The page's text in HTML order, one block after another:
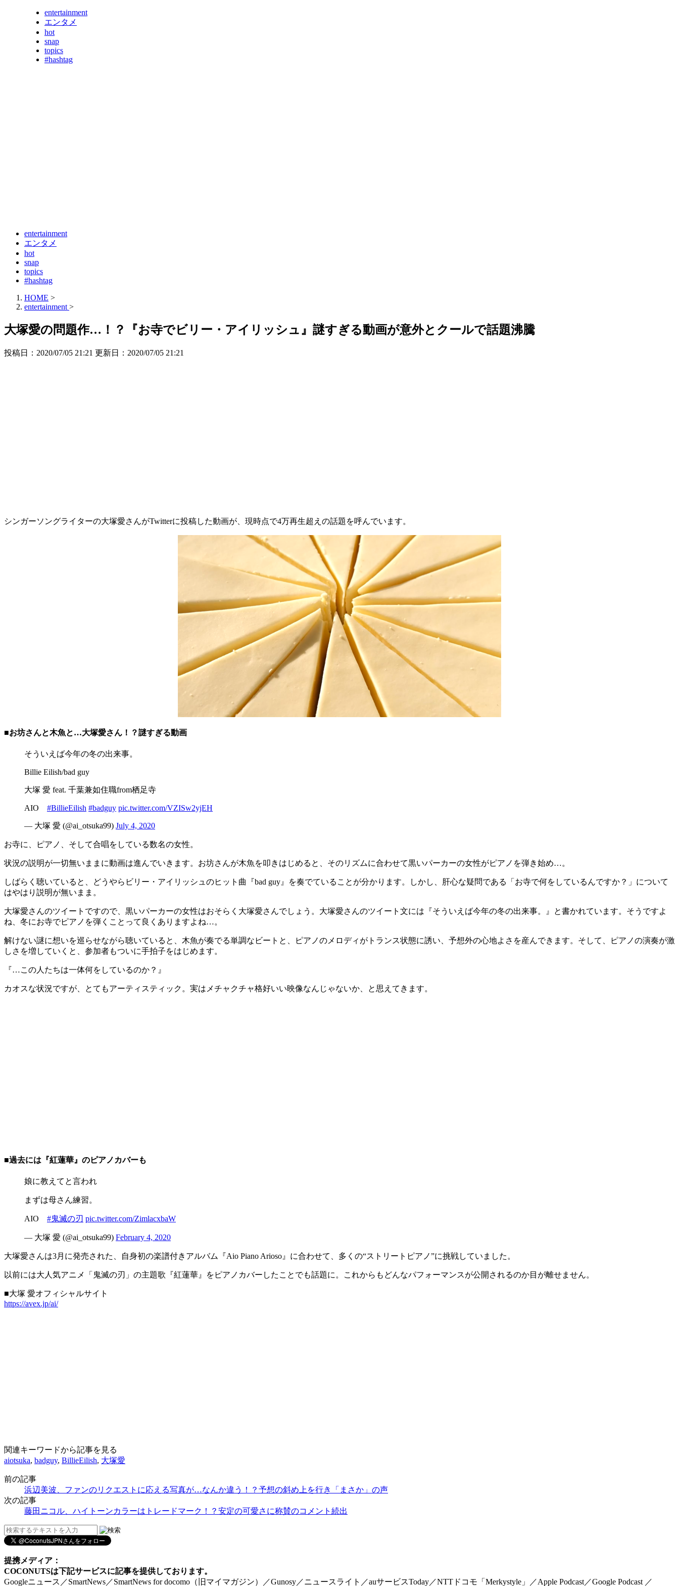
entertainment
エンタメ
hot
snap
topics
#hashtag
entertainment
エンタメ
hot
snap
topics
#hashtag
HOME >
entertainment >
大塚愛の問題作…！？『お寺でビリー・アイリッシュ』謎すぎる動画が意外とクールで話題沸騰
投稿日：2020/07/05 21:21 更新日： 2020/07/05 21:21
シンガーソングライターの大塚愛さんがTwitterに投稿した動画が、現時点で4万再生超えの話題を呼んでいます。
■お坊さんと木魚と…大塚愛さん！？謎すぎる動画
そういえば今年の冬の出来事。
Billie Eilish/bad guy
大塚 愛 feat. 千葉兼如住職from栖足寺
AIO #BillieEilish #badguy pic.twitter.com/VZISw2yjEH
— 大塚 愛 (@ai_otsuka99) July 4, 2020
お寺に、ピアノ、そして合唱をしている数名の女性。
状況の説明が一切無いままに動画は進んでいきます。お坊さんが木魚を叩きはじめると、そのリズムに合わせて黒いパーカーの女性がピアノを弾き始め…。
しばらく聴いていると、どうやらビリー・アイリッシュのヒット曲『bad guy』を奏でていることが分かります。しかし、肝心な疑問である「お寺で何をしているんですか？」について
はやはり説明が無いまま。
大塚愛さんのツイートですので、黒いパーカーの女性はおそらく大塚愛さんでしょう。大塚愛さんのツイート文には『そういえば今年の冬の出来事。』と書かれています。そうですよ
ね、冬にお寺でピアノを弾くことって良くありますよね…。
解けない謎に想いを巡らせながら聴いていると、木魚が奏でる単調なビートと、ピアノのメロディがトランス状態に誘い、予想外の心地よさを産んできます。そして、ピアノの演奏が激
しさを増していくと、参加者もついに手拍子をはじめます。
『…この人たちは一体何をしているのか？』
カオスな状況ですが、とてもアーティスティック。実はメチャクチャ格好いい映像なんじゃないか、と思えてきます。
■過去には『紅蓮華』のピアノカバーも
娘に教えてと言われ
まずは母さん練習。
AIO #鬼滅の刃 pic.twitter.com/ZimlacxbaW
— 大塚 愛 (@ai_otsuka99) February 4, 2020
大塚愛さんは3月に発売された、自身初の楽譜付きアルバム『Aio Piano Arioso』に合わせて、多くの“ストリートピアノ”に挑戦していました。
以前には大人気アニメ「鬼滅の刃」の主題歌『紅蓮華』をピアノカバーしたことでも話題に。これからもどんなパフォーマンスが公開されるのか目が離せません。
■大塚 愛オフィシャルサイト
https://avex.jp/ai/
関連キーワードから記事を見る
aiotsuka, badguy, BillieEilish, 大塚愛
前の記事
浜辺美波、ファンのリクエストに応える写真が…なんか違う！？予想の斜め上を行き「まさか」の声
次の記事
藤田ニコル、ハイトーンカラーはトレードマーク！？安定の可愛さに称賛のコメント続出
提携メディア：
COCONUTSは下記サービスに記事を提供しております。
Googleニュース／SmartNews／SmartNews for docomo（旧マイマガジン）／Gunosy／ニュースライト／auサービスToday／NTTドコモ「Merkystyle」／Apple Podcast／Google Podcast ／